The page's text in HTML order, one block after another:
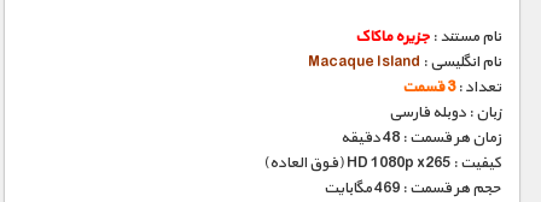
نام مستند : جزیره ماکاک
نام انگلیسی : Macaque Island
تعداد :3 قسمت
زبان : دوبله فارسی
زمان هر قسمت : 48 دقیقه
کیفیت : HD 1080p x265 (فوق العاده)
حجم هر قسمت : 469 مگابایت